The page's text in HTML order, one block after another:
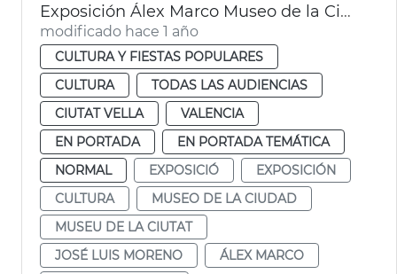
Exposición Álex Marco Museo de la Ciudad
modificado hace 1 año
CULTURA Y FIESTAS POPULARES
CULTURA
TODAS LAS AUDIENCIAS
CIUTAT VELLA
VALENCIA
EN PORTADA
EN PORTADA TEMÁTICA
NORMAL
EXPOSICIÓ
EXPOSICIÓN
CULTURA
MUSEO DE LA CIUDAD
MUSEU DE LA CIUTAT
JOSÉ LUIS MORENO
ÁLEX MARCO